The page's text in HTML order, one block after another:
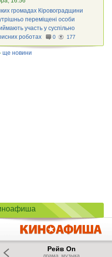
громадах Кіровоградщини
переміщені особи
участь у суспільно
роботах
0 177
ще новини